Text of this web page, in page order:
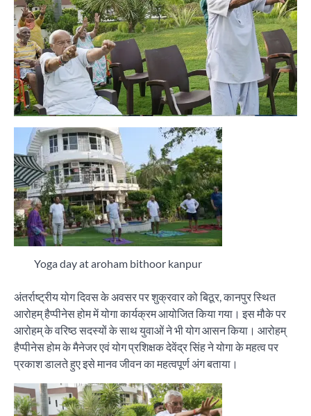
Yoga day at aroham bithoor kanpur
अंतर्राष्ट्रीय योग दिवस के अवसर पर शुक्रवार को बिठूर, कानपुर स्थित
आरोहम् हैप्पीनेस होम में योगा कार्यक्रम आयोजित किया गया। इस मौके पर
आरोहम् के वरिष्ठ सदस्यों के साथ युवाओं ने भी योग आसन किया। आरोहम्
हैप्पीनेस होम के मैनेजर एवं योग प्रशिक्षक देवेंद्र सिंह ने योगा के महत्व पर
प्रकाश डालते हुए इसे मानव जीवन का महत्वपूर्ण अंग बताया।